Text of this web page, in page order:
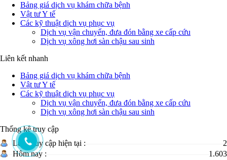
Bảng giá dịch vụ khám chữa bệnh
Vật tư Y tế
Các kỹ thuật dịch vụ phục vụ
Dịch vụ vận chuyển, đưa đón bằng xe cấp cứu
Dịch vụ xông hơi sàn chậu sau sinh
Liên kết nhanh
Bảng giá dịch vụ khám chữa bệnh
Vật tư Y tế
Các kỹ thuật dịch vụ phục vụ
Dịch vụ vận chuyển, đưa đón bằng xe cấp cứu
Dịch vụ xông hơi sàn chậu sau sinh
Thống kê truy cập
Lượt truy cập hiện tại :
2
Hôm nay :
1.603